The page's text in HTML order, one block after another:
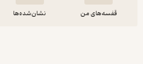
قفسه‌های من نشان‌شده‌ها